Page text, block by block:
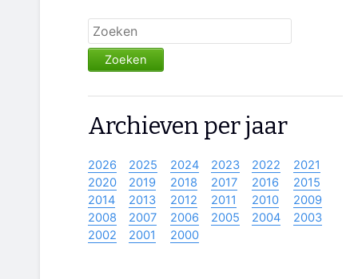
Zoeken
Archieven per jaar
2026 2025 2024 2023 2022
2021
2020
2019 2018 2017 2016
2015
2014
2013 2012 2011 2010
2009
2008
2007 2006 2005 2004
2003
2002
2001 2000